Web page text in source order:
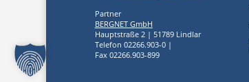
Partner
BERGNET GmbH
Hauptstraße 2 | 51789 Lindlar
Telefon 02266.903-0 |
Fax 02266.903-899